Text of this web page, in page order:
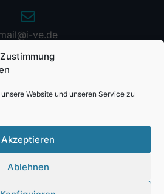
Website und unseren Service zu
Akzeptieren
Ablehnen
ve.de
und Energietechnik UG
(EU)